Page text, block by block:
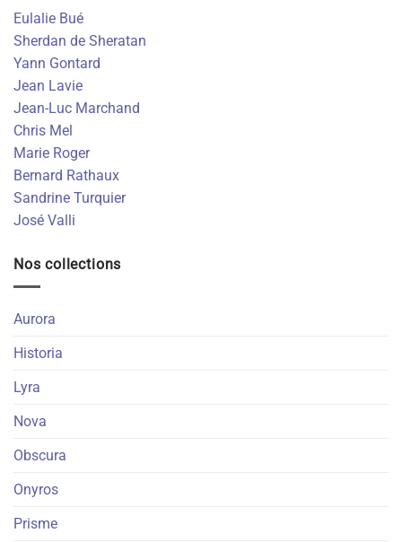
Eulalie Bué
Sherdan de Sheratan
Yann Gontard
Jean Lavie
Jean-Luc Marchand
Chris Mel
Marie Roger
Bernard Rathaux
Sandrine Turquier
José Valli
Nos collections
Aurora
Historia
Lyra
Nova
Obscura
Onyros
Prisme